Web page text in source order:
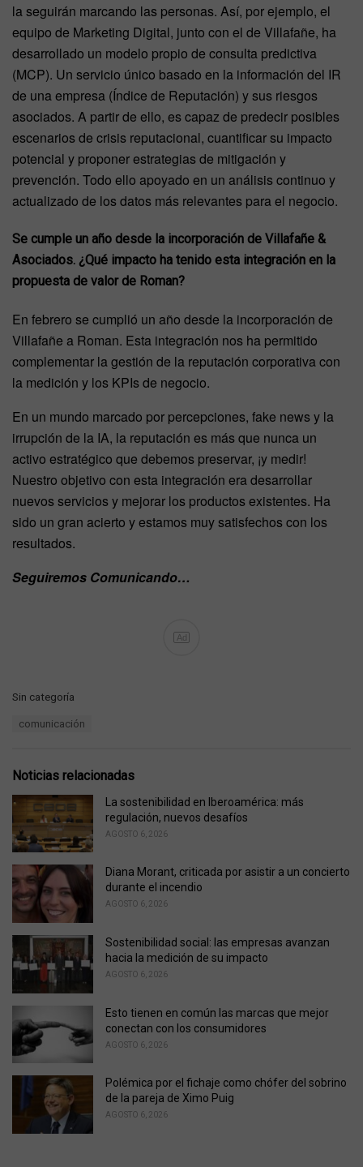
la seguirán marcando las personas. Así, por ejemplo, el
equipo de Marketing Digital, junto con el de Villafañe, ha
desarrollado un modelo propio de consulta predictiva
(MCP). Un servicio único basado en la información del IR
de una empresa (Índice de Reputación) y sus riesgos
asociados. A partir de ello, es capaz de predecir posibles
escenarios de crisis reputacional, cuantificar su impacto
potencial y proponer estrategias de mitigación y
prevención. Todo ello apoyado en un análisis continuo y
actualizado de los datos más relevantes para el negocio.
Se cumple un año desde la incorporación de Villafañe &
Asociados. ¿Qué impacto ha tenido esta integración en la
propuesta de valor de Roman?
En febrero se cumplió un año desde la incorporación de
Villafañe a Roman. Esta integración nos ha permitido
complementar la gestión de la reputación corporativa con
la medición y los KPIs de negocio.
En un mundo marcado por percepciones, fake news y la
irrupción de la IA, la reputación es más que nunca un
activo estratégico que debemos preservar, ¡y medir!
Nuestro objetivo con esta integración era desarrollar
nuevos servicios y mejorar los productos existentes. Ha
sido un gran acierto y estamos muy satisfechos con los
resultados.
Seguiremos Comunicando…
Ad
C
o
r
i
:
Sin categoría
:
comunicación
Noticias relacionadas
La sostenibilidad en Iberoamérica: más
regulación, nuevos desafíos
AGOSTO 6, 2026
Diana Morant, criticada por asistir a un concierto
durante el incendio
AGOSTO 6, 2026
Sostenibilidad social: las empresas avanzan
hacia la medición de su impacto
AGOSTO 6, 2026
Esto tienen en común las marcas que mejor
conectan con los consumidores
AGOSTO 6, 2026
Polémica por el fichaje como chófer del sobrino
de la pareja de Ximo Puig
AGOSTO 6, 2026